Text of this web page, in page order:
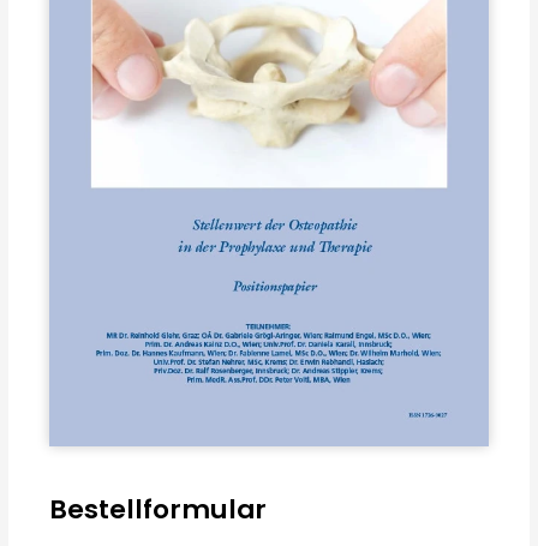
Bestellformular